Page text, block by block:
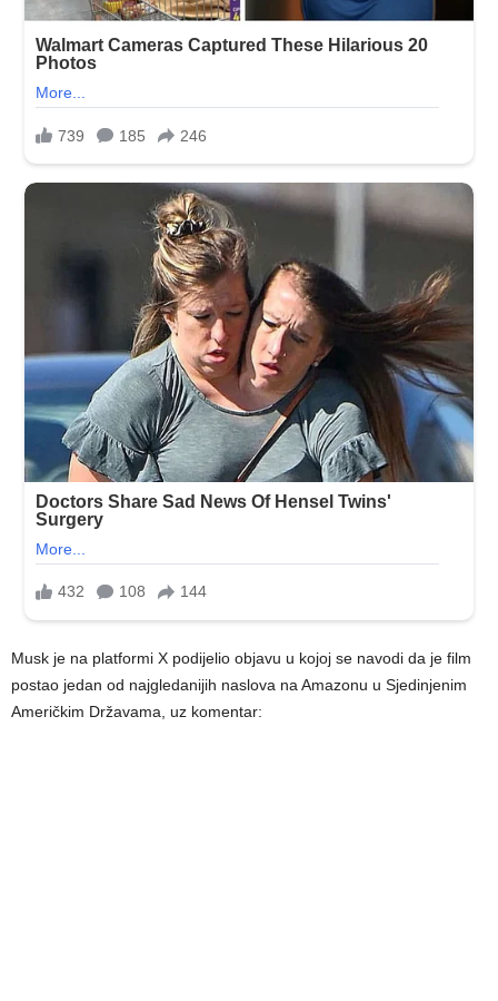
Musk je na platformi X podijelio objavu u kojoj se navodi da je film
postao jedan od najgledanijih naslova na Amazonu u Sjedinjenim
Američkim Državama, uz komentar: